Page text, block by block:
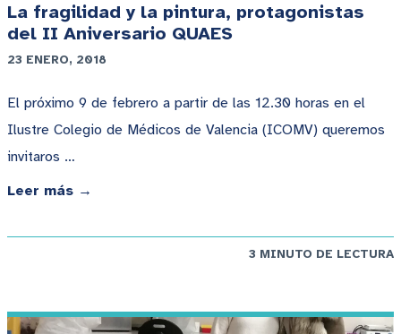
La fragilidad y la pintura, protagonistas
del II Aniversario QUAES
23 ENERO, 2018
El próximo 9 de febrero a partir de las 12.30 horas en el
Ilustre Colegio de Médicos de Valencia (ICOMV) queremos
invitaros …
Leer más →
3 MINUTO DE LECTURA